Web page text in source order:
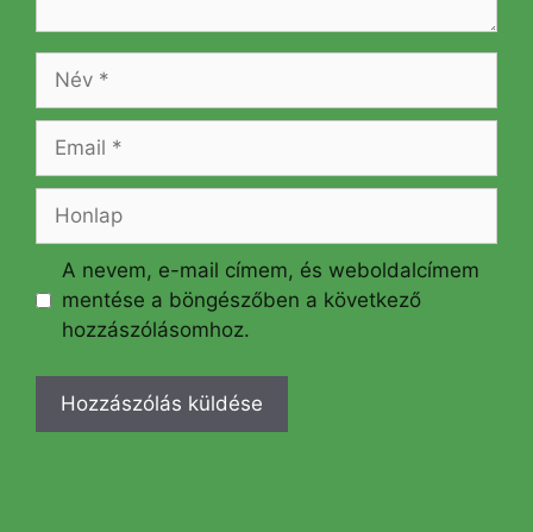
Név
Email
Honlap
A nevem, e-mail címem, és weboldalcímem
mentése a böngészőben a következő
hozzászólásomhoz.